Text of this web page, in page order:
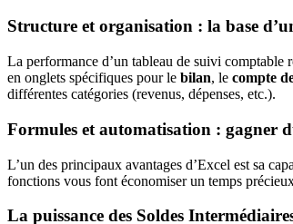
Structure et organisation : la base
La performance d’un tableau de suivi comptable
en onglets spécifiques pour le bilan, le compte
différentes catégories (revenus, dépenses, etc.).
Formules et automatisation : gagner
L’un des principaux avantages d’Excel est sa
fonctions vous font économiser un temps
La puissance des Soldes